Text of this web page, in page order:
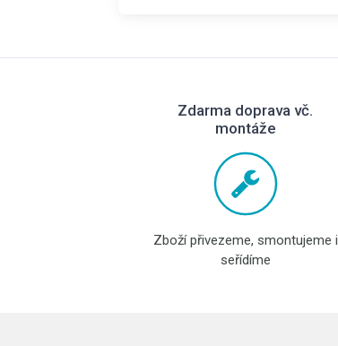
Zdarma doprava vč.
montáže
Zboží přivezeme, smontujeme i
seřídíme